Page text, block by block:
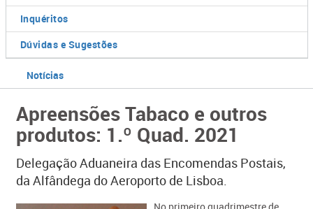
Inquéritos
Dúvidas e Sugestões
Notícias
Apreensões Tabaco e outros
produtos: 1.º Quad. 2021
Delegação Aduaneira das Encomendas Postais,
da Alfândega do Aeroporto de Lisboa.